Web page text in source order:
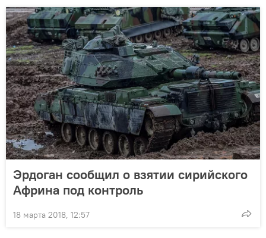
Эрдоган сообщил о взятии сирийского
Африна под контроль
18 марта 2018, 12:57